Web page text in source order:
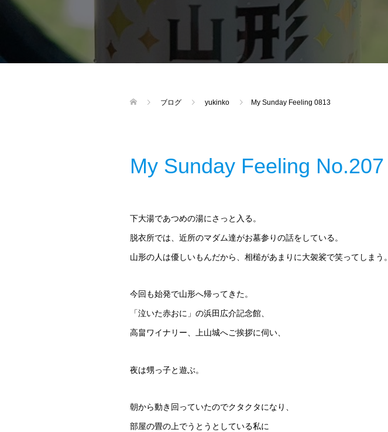
ブログ yukinko My Sunday Feeling 0813
My Sunday Feeling No.207
下大湯であつめの湯にさっと入る。
脱衣所では、近所のマダム達がお墓参りの話をしている。
山形の人は優しいもんだから、相槌があまりに大袈裟で笑ってしまう。
今回も始発で山形へ帰ってきた。
「泣いた赤おに」の浜田広介記念館、
高畠ワイナリー、上山城へご挨拶に伺い、
夜は甥っ子と遊ぶ。
朝から動き回っていたのでクタクタになり、
部屋の畳の上でうとうとしている私に